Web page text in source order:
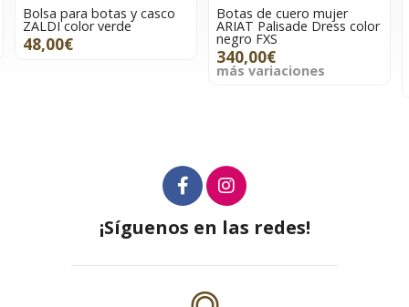
Bolsa para botas y casco
ZALDI color verde
48,00€
Botas de cuero mujer
ARIAT Palisade Dress color
negro FXS
340,00€
más variaciones
¡Síguenos en las redes!